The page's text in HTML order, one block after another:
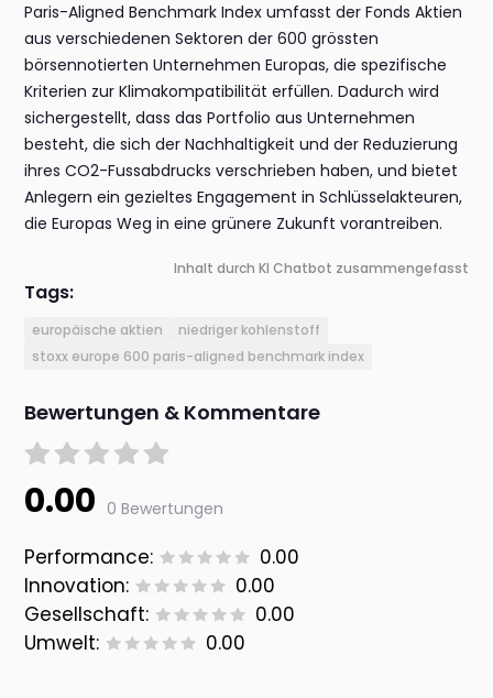
Paris-Aligned Benchmark Index umfasst der Fonds Aktien
aus verschiedenen Sektoren der 600 grössten
börsennotierten Unternehmen Europas, die spezifische
Kriterien zur Klimakompatibilität erfüllen. Dadurch wird
sichergestellt, dass das Portfolio aus Unternehmen
besteht, die sich der Nachhaltigkeit und der Reduzierung
ihres CO2-Fussabdrucks verschrieben haben, und bietet
Anlegern ein gezieltes Engagement in Schlüsselakteuren,
die Europas Weg in eine grünere Zukunft vorantreiben.
Inhalt durch KI Chatbot zusammengefasst
Tags:
europäische aktien
niedriger kohlenstoff
stoxx europe 600 paris-aligned benchmark index
Bewertungen & Kommentare
0.00 0 Bewertungen
Performance:
0.00
Innovation:
0.00
Gesellschaft:
0.00
Umwelt:
0.00